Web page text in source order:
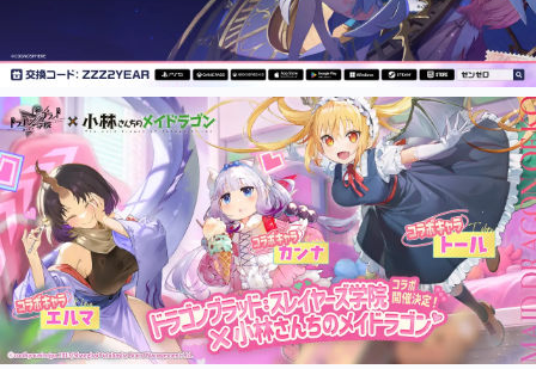
ピックアップ
電ファミのいま読まれている記事ランキング
アプリセール情報
インタビュー
連載・特集一覧